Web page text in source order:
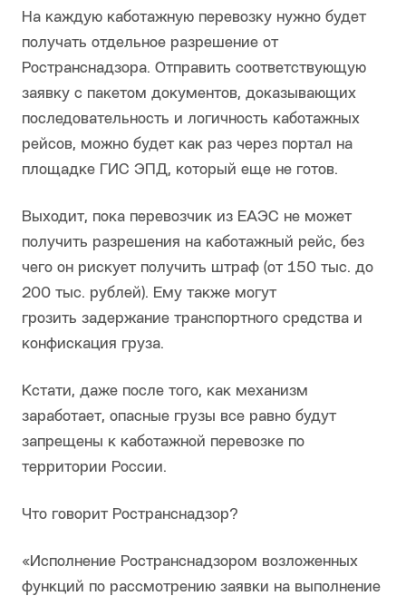
На каждую каботажную перевозку нужно будет
получать отдельное разрешение от
Ространснадзора. Отправить соответствующую
заявку с пакетом документов, доказывающих
последовательность и логичность каботажных
рейсов, можно будет как раз через портал на
площадке ГИС ЭПД, который еще не готов.
Выходит, пока перевозчик из ЕАЭС не может
получить разрешения на каботажный рейс, без
чего он рискует получить штраф (от 150 тыс. до
200 тыс. рублей). Ему также могут
грозить задержание транспортного средства и
конфискация груза.
Кстати, даже после того, как механизм
заработает, опасные грузы все равно будут
запрещены к каботажной перевозке по
территории России.
Что говорит Ространснадзор?
«Исполнение Ространснадзором возложенных
функций по рассмотрению заявки на выполнение